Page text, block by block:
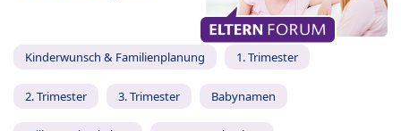
Kinderwunsch & Familienplanung 1. Trimester
2. Trimester 3. Trimester Babynamen